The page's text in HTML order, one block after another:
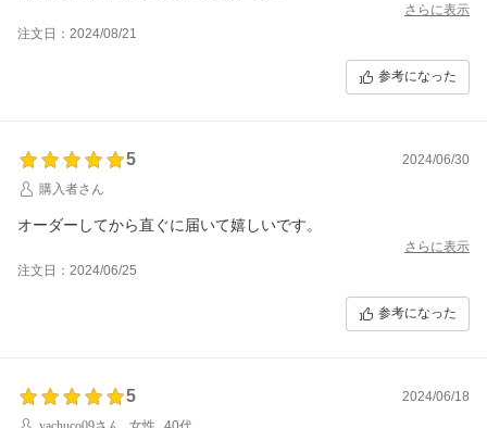
さらに表示
注文日：2024/08/21
参考になった
5
2024/06/30
購入者さん
オーダーしてから直ぐに届いて嬉しいです。
さらに表示
注文日：2024/06/25
参考になった
5
2024/06/18